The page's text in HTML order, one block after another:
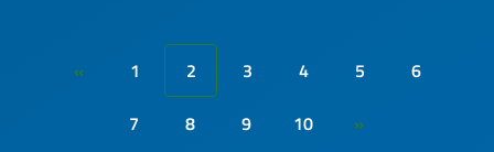
« 1 2 3 4 5
6
7
8 9 10 »